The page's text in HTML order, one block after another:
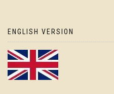
ENGLISH VERSION